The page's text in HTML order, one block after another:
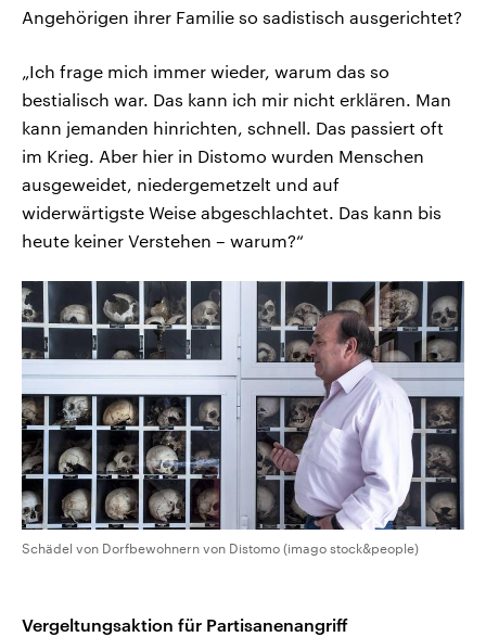
Angehörigen ihrer Familie so sadistisch ausgerichtet?
„Ich frage mich immer wieder, warum das so
bestialisch war. Das kann ich mir nicht erklären. Man
kann jemanden hinrichten, schnell. Das passiert oft
im Krieg. Aber hier in Distomo wurden Menschen
ausgeweidet, niedergemetzelt und auf
widerwärtigste Weise abgeschlachtet. Das kann bis
heute keiner Verstehen – warum?“
Schädel von Dorfbewohnern von Distomo (imago stock&people)
Vergeltungsaktion für Partisanenangriff